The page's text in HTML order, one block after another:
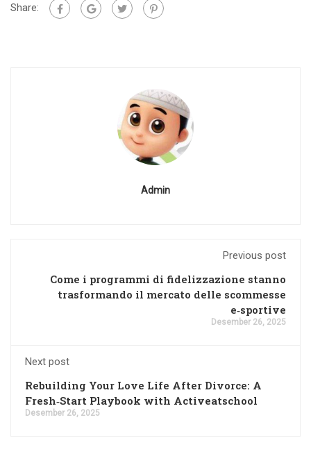
Share:
Admin
Previous post
Come i programmi di fidelizzazione stanno
trasformando il mercato delle scommesse
e‑sportive
Desember 26, 2025
Next post
Rebuilding Your Love Life After Divorce: A
Fresh‑Start Playbook with Activeatschool
Desember 26, 2025